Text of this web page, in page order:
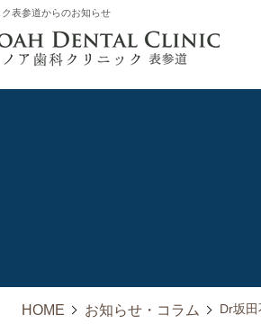
ク表参道からのお知らせ
HOME お知らせ・コラム Dr坂